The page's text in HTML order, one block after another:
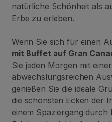
natürliche Schönheit als
Erbe zu erleben.
Wenn Sie sich für einen
mit Buffet auf Gran
Sie jeden Morgen mit
abwechslungsreichen
genießen Sie die ideale
die schönsten Ecken der
einem Spaziergang durch